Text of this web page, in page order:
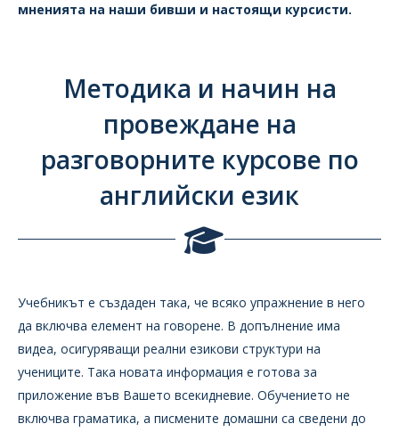
мненията на наши бивши и настоящи курсисти.
Методика и начин на
провеждане на
разговорните курсове по
английски език
Учебникът е създаден така, че всяко упражнение в него
да включва елемент на говорене. В допълнение има
видеа, осигуряващи реални езикови структури на
учениците. Така новата информация е готова за
приложение във Вашето всекидневие. Обучението не
включва граматика, а писмените домашни са сведени до